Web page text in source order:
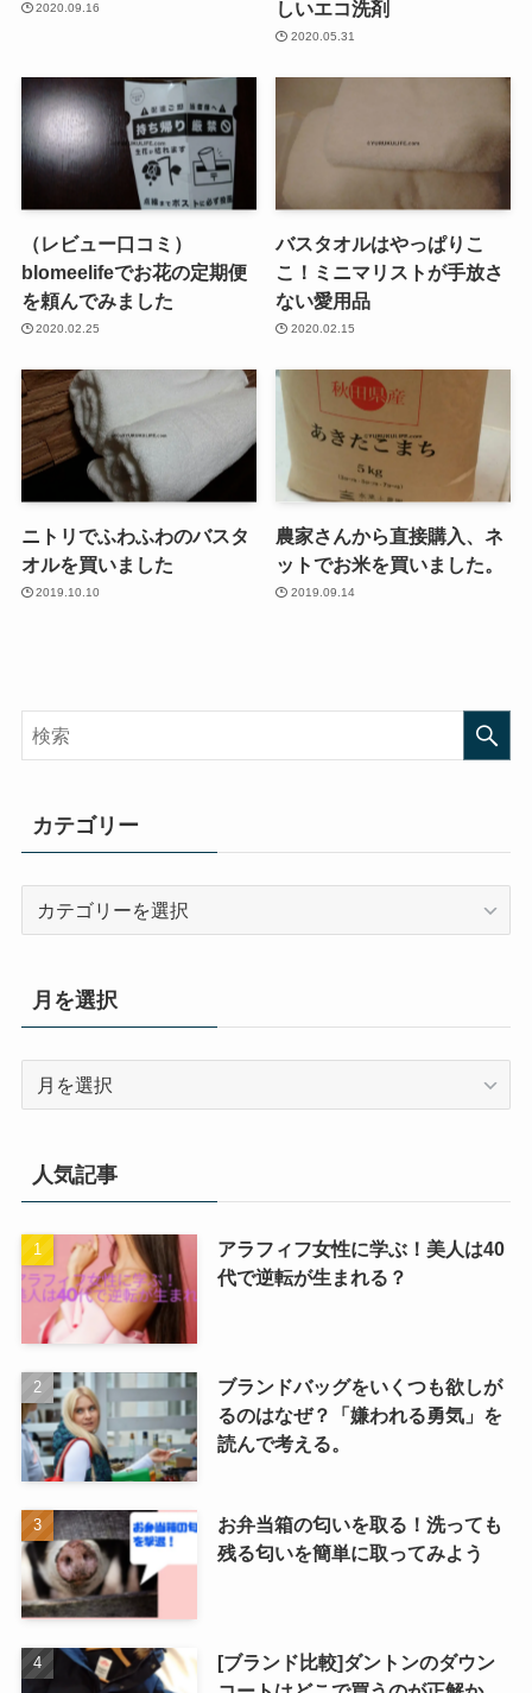
2020.09.16
しいエコ洗剤
2020.05.31
（レビュー口コミ）
blomeelifeでお花の定期便
を頼んでみました
2020.02.25
バスタオルはやっぱりこ
こ！ミニマリストが手放さ
ない愛用品
2020.02.15
ニトリでふわふわのバスタ
オルを買いました
2019.10.10
農家さんから直接購入、ネ
ットでお米を買いました。
2019.09.14
カテゴリー
リ
ー
月を選択
人気記事
アラフィフ女性に学ぶ！美人は40
代で逆転が生まれる？
ブランドバッグをいくつも欲しが
るのはなぜ？「嫌われる勇気」を
読んで考える。
お弁当箱の匂いを取る！洗っても
残る匂いを簡単に取ってみよう
[ブランド比較]ダントンのダウン